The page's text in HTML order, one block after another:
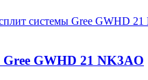
Gree GWHD 21 NK3AO